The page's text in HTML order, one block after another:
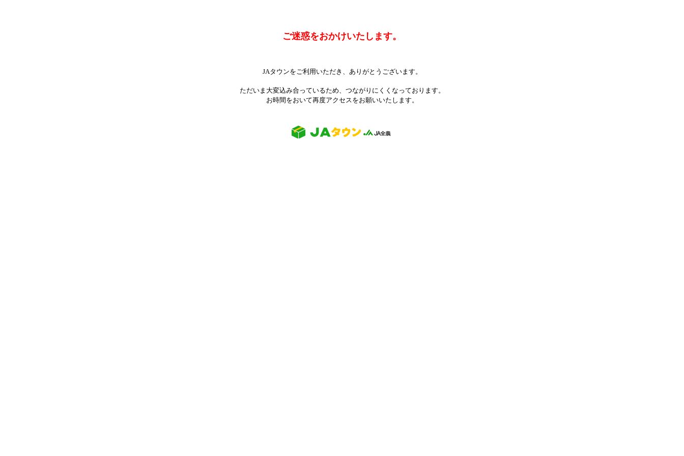
ご迷惑をおかけいたします。
JAタウンをご利用いただき、ありがとうございます。
ただいま大変込み合っているため、つながりにくくなっております。
お時間をおいて再度アクセスをお願いいたします。